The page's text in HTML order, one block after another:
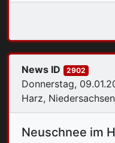
Donnerstag,
Harz,
News ID 2902
Neuschnee im